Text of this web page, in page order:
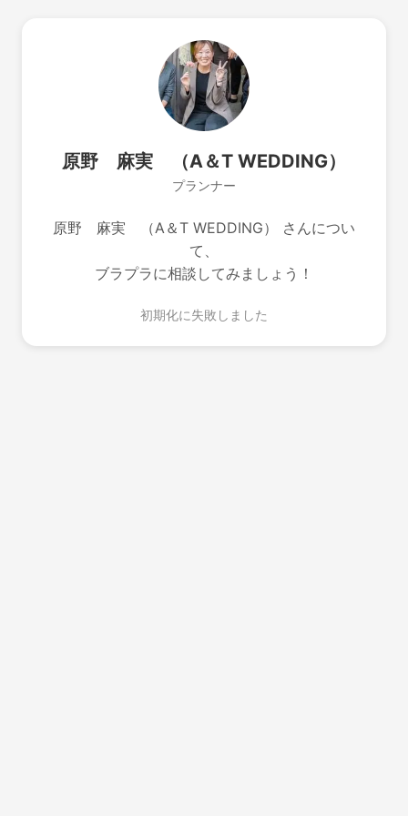
原野 麻実 （A＆T WEDDING）
プランナー
原野 麻実 （A＆T WEDDING） さんについ
て、
ブラプラに相談してみましょう！
初期化に失敗しました